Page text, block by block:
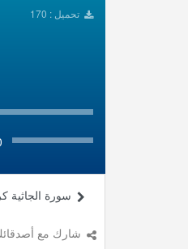
تحميل : 170
سورة
شارك مع